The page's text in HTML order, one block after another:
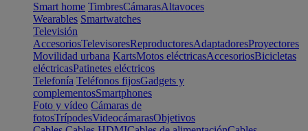
Smart home TimbresCámarasAltavoces
Wearables Smartwatches
Televisión
AccesoriosTelevisoresReproductoresAdaptadoresProyectores
Movilidad urbana KartsMotos eléctricasAccesoriosBicicletas
eléctricasPatinetes eléctricos
Telefonía Teléfonos fijosGadgets y
complementosSmartphones
Foto y vídeo Cámaras de
fotosTrípodesVideocámarasObjetivos